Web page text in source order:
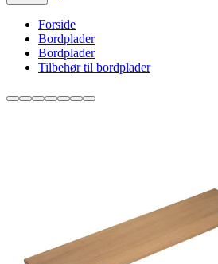
Forside
Bordplader
Bordplader
Tilbehør til bordplader